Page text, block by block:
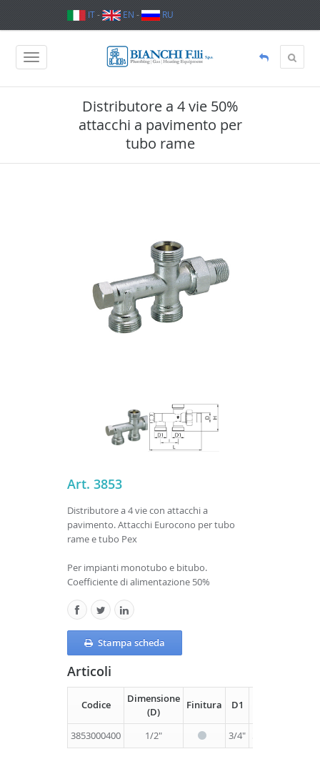
IT- EN - RU
Distributore a 4 vie 50%
attacchi a pavimento per
tubo rame
Art. 3853
Distributore a 4 vie con attacchi a
pavimento. Attacchi Eurocono per tubo
rame e tubo Pex
Per impianti monotubo e bitubo.
Coefficiente di alimentazione 50%
Stampa scheda
Articoli
Codice
Dimensione
(D)
Finitura D1
3853000400 1/2" 3/4"